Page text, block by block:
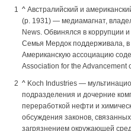
^ Австралийский и
(р. 1931) — медиамагнат,
News. Обвинялся в коррупции
Семья Мердок поддерживала, в
Американскую ассоциацию
Association for the Advancement
^ Koch Industries —
подразделения и дочерние
переработкой нефти и
обсуждения законов,
загрязнением окружающей